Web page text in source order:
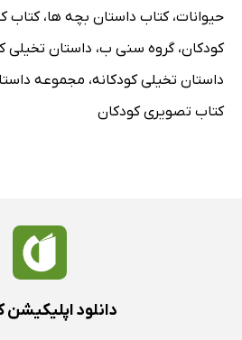
حیوانات،کتاب داستان بچه ها،کتاب
کودکان،گروه سنی ب، داستان تخیلی
داستان تخیلی کودکانه، مجموعه
کتاب تصویری کودکان
دانلود اپلیکیشن